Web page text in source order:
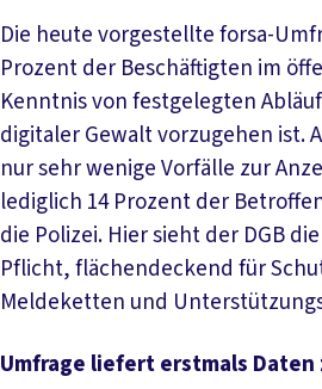
Die heute vorgestellte forsa-
Prozent der Beschäftigten im
Kenntnis von festgelegten
digitaler Gewalt vorzugehen ist.
nur sehr wenige Vorfälle zur
lediglich 14 Prozent der
die Polizei. Hier sieht der DGB
Pflicht, flächendeckend für
Meldeketten und
Umfrage liefert erstmals